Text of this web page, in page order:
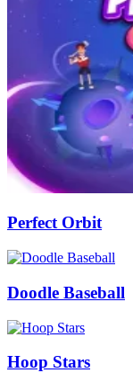
Perfect Orbit
Doodle Baseball
Hoop Stars